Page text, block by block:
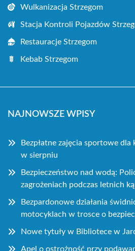
Wulkanizacja Strzegom
Stacja Kontroli Pojazdów
Restauracje Strzegom
Kebab Strzegom
NAJNOWSZE WPISY
Bezpłatne zajęcia sportowe
w sierpniu
Bezpieczeństwo nad wodą:
zagrożeniach podczas letnich
Bezpardonowe działania
motocyklach w trosce o
Nowe tytuły w Bibliotece w
Apel o ostrożność przy